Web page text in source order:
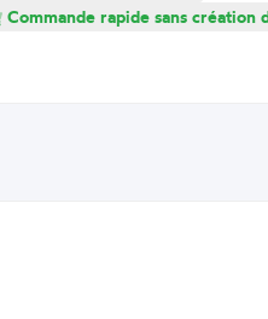
Commande rapide sans création